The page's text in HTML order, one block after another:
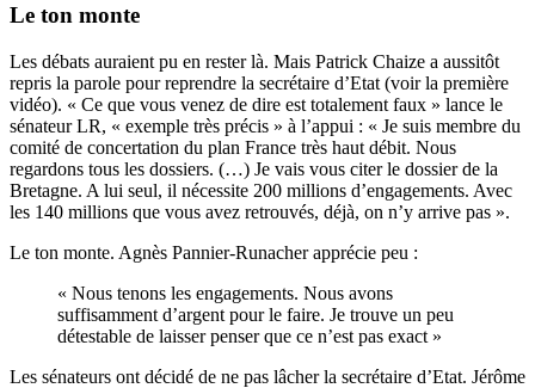
Le ton monte
Les débats auraient pu en rester là. Mais Patrick Chaize a aussitôt
repris la parole pour reprendre la secrétaire d’Etat (voir la première
vidéo). « Ce que vous venez de dire est totalement faux » lance le
sénateur LR, « exemple très précis » à l’appui : « Je suis membre du
comité de concertation du plan France très haut débit. Nous
regardons tous les dossiers. (…) Je vais vous citer le dossier de la
Bretagne. A lui seul, il nécessite 200 millions d’engagements. Avec
les 140 millions que vous avez retrouvés, déjà, on n’y arrive pas ».
Le ton monte. Agnès Pannier-Runacher apprécie peu :
« Nous tenons les engagements. Nous avons
suffisamment d’argent pour le faire. Je trouve un peu
détestable de laisser penser que ce n’est pas exact »
Les sénateurs ont décidé de ne pas lâcher la secrétaire d’Etat. Jérôme